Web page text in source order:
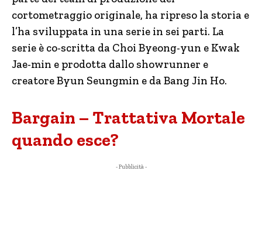
cortometraggio originale, ha ripreso la storia e
l’ha sviluppata in una serie in sei parti. La
serie è co-scritta da Choi Byeong-yun e Kwak
Jae-min e prodotta dallo showrunner e
creatore Byun Seungmin e da Bang Jin Ho.
Bargain – Trattativa Mortale
quando esce?
- Pubblicità -